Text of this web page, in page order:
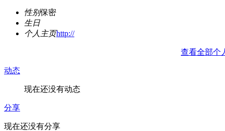
性别保密
生日
个人主页http://
查看全部个
动态
现在还没有动态
分享
现在还没有分享